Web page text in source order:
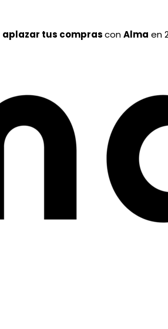
aplazar tus comprasconAlma en